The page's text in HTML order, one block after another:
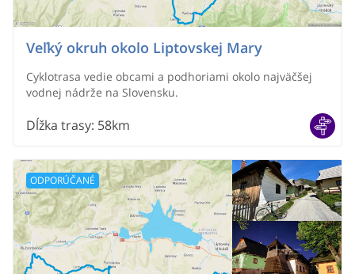
Veľký okruh okolo Liptovskej Mary
Cyklotrasa vedie obcami a podhoriami okolo najväčšej
vodnej nádrže na Slovensku.
Dĺžka trasy: 58km
ODPORÚČANÉ